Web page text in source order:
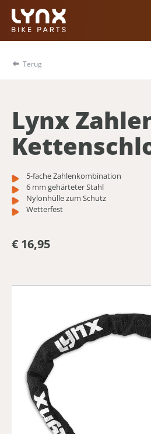
Terug
Lynx
5-fache Zahlenkombination
6 mm gehärteter Stahl
Nylonhülle zum Schutz
Wetterfest
€ 16,95